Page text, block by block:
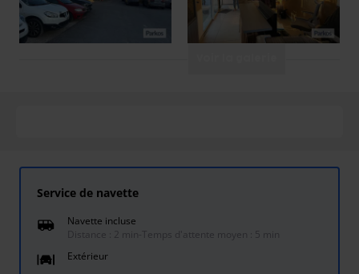
Service de navette
Navette incluse
Distance : 2 min
Temps d'attente moyen : 5 min
Extérieur